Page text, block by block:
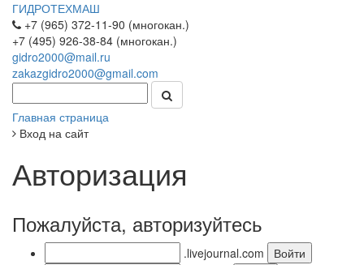
ГИДРОТЕХМАШ
+7 (965) 372-11-90 (многокан.)
+7 (495) 926-38-84 (многокан.)
gidro2000@mail.ru
zakazgidro2000@gmail.com
Главная страница
Вход на сайт
Авторизация
Пожалуйста, авторизуйтесь
.livejournal.com